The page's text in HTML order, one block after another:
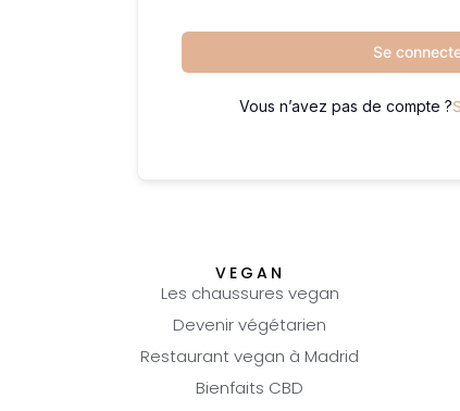
Se
Vous n’avez pas de compte ?
VEGAN
Les chaussures vegan
Devenir végétarien
Restaurant vegan à Madrid
Bienfaits CBD